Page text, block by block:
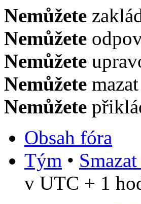
Nemůžete
Nemůžete
Nemůžete
Nemůžete
Nemůžete
Obsah fóra
Tým •
v UTC + 1